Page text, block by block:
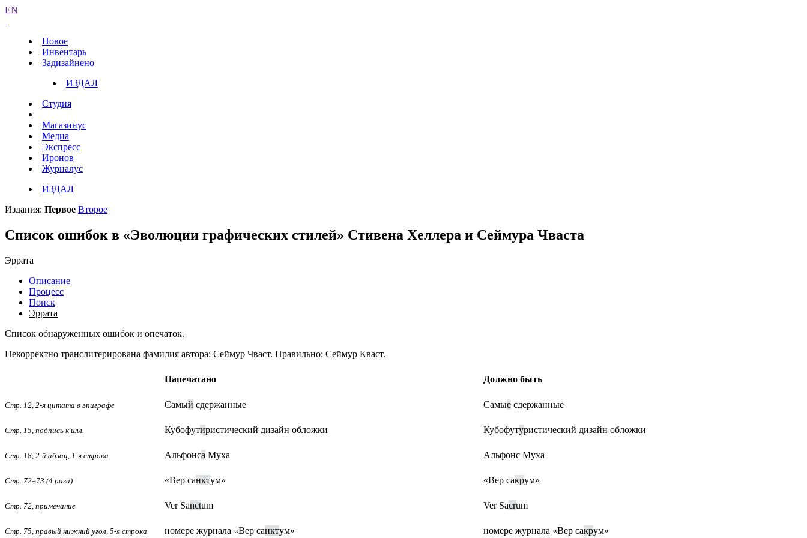
EN
Новое
Инвентарь
Задизайнено
ИЗДАЛ
Студия
Магазинус
Медиа
Экспресс
Иронов
Журналус
ИЗДАЛ
Издания: Первое Второе
Список ошибок в «Эволюции графических стилей» Стивена Хеллера и Сеймура Чваста
Эррата
Описание
Процесс
Поиск
Эррата
Список обнаруженных ошибок и опечаток.
Некорректно транслитерирована фамилия автора: Сеймур Чваст. Правильно: Сеймур Кваст.
Напечатано Должно быть
Стр. 12, 2-я цитата в эпиграфе Самый сдержанные Самые сдержанные
Стр. 15, подпись к илл. Кубофутиристический дизайн обложки Кубофутуристический дизайн обложки
Стр. 18, 2-й абзац, 1-я строка Альфонса Муха Альфонс Муха
Стр. 72–73 (4 раза) «Вер санктум» «Вер сакрум»
Стр. 72, примечание Ver Sanctum Ver Sacrum
Стр. 75, правый нижний угол, 5-я строка номере журнала «Вер санктум» номере журнала «Вер сакрум»